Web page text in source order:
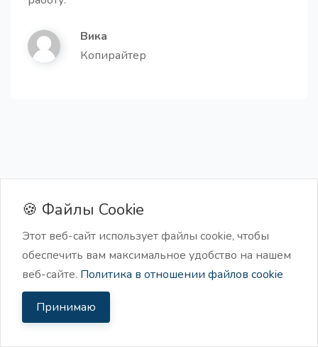
Пошаговая инструкция
Лучшие практики в нише
Вика
Копирайтер
Начать бесплатно
Часто задаваемые вопросы
🍪 Файлы Cookie
Этот веб-сайт использует файлы cookie, чтобы
обеспечить вам максимальное удобство на нашем
веб-сайте. Политика в отношении файлов cookie
Принимаю